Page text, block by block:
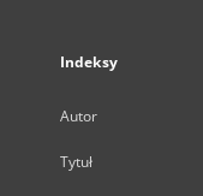
Indeksy
Autor
Tytuł